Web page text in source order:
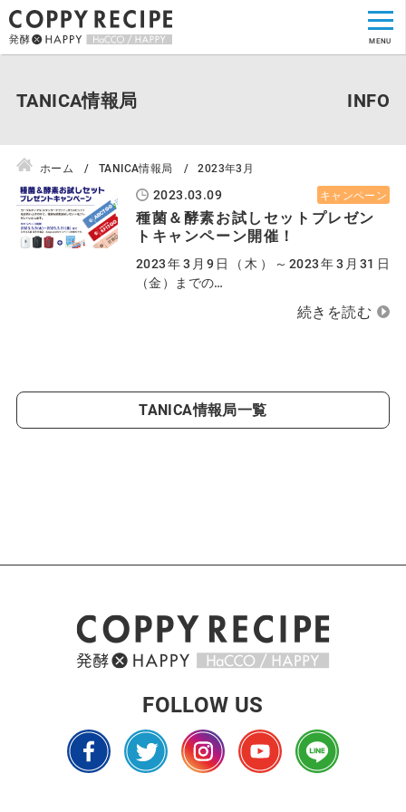
TANICA情報局
ホーム TANICA情報局 2023年3月
2023.03.09 キャンペーン
種菌＆酵素お試しセットプレゼン
トキャンペーン開催！
2023年3月9日（木）～2023年3月31日
（金）までの…
TANICA情報局一覧
FOLLOW US